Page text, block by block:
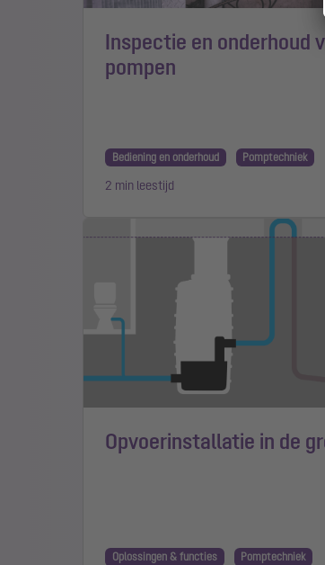
Inspectie en onderhoud
pompen
Bediening en onderhoud Pomptechniek
2 min leestijd
Opvoerinstallatie in de
Oplossingen & functies Pomptechniek